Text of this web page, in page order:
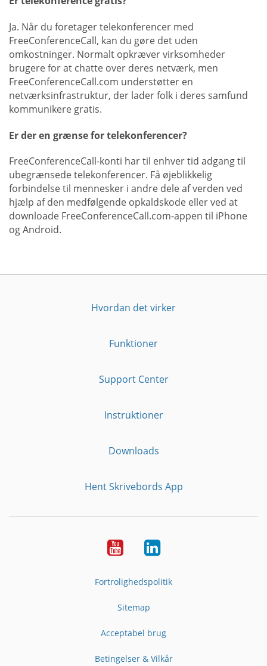
Ja. Når du foretager telekonferencer med
FreeConferenceCall, kan du gøre det uden
omkostninger. Normalt opkræver virksomheder
brugere for at chatte over deres netværk, men
FreeConferenceCall.com understøtter en
netværksinfrastruktur, der lader folk i deres samfund
kommunikere gratis.
Er der en grænse for telekonferencer?
FreeConferenceCall-konti har til enhver tid adgang til
ubegrænsede telekonferencer. Få øjeblikkelig
forbindelse til mennesker i andre dele af verden ved
hjælp af den medfølgende opkaldskode eller ved at
downloade FreeConferenceCall.com-appen til iPhone
og Android.
Hvordan det virker
Funktioner
Support Center
Instruktioner
Downloads
Hent Skrivebords App
YouTubeLinkedIn
Fortrolighedspolitik
Sitemap
Acceptabel brug
Betingelser & Vilkår